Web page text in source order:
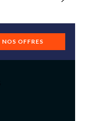
NOS OFFRES